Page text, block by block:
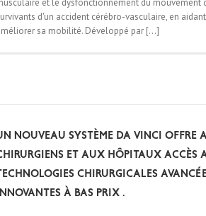
et le dysfonctionnement du mouvement
d'un accident cérébro-vasculaire, en
sa mobilité. Développé par [...]
nouveau système da Vinci offre
et aux hôpitaux accès
chirurgicales
à bas prix .